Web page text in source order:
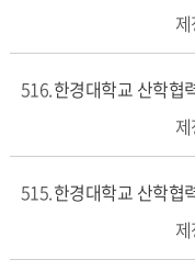
516 한경대학교 산학협
515 한경대학교 산학협